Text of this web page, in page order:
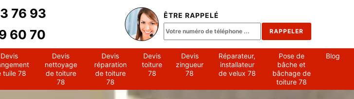
76 93
60 70
ÊTRE RAPPELÉ
Devis
tuile 78
Devis
nettoyage
de toiture
78
Devis
réparation
de toiture
78
Devis
toiture
78
Devis
zingueur
78
Réparateur,
installateur
de velux 78
Pose de
bâche et
bâchage de
toiture 78
Blog